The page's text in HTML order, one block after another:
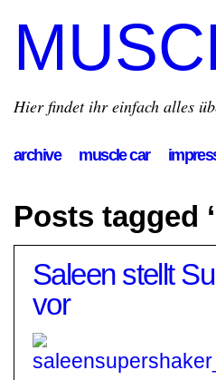
Hier findet ihr einfach alles
archive muscle car
Posts tagged
Saleen stellt
vor